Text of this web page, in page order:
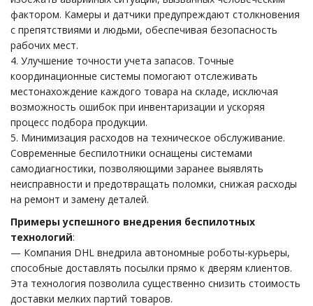
фактором. Камеры и датчики предупреждают столкновения
с препятствиями и людьми, обеспечивая безопасность
рабочих мест.
4. Улучшение точности учета запасов. Точные
координационные системы помогают отслеживать
местонахождение каждого товара на складе, исключая
возможность ошибок при инвентаризации и ускоряя
процесс подбора продукции.
5. Минимизация расходов на техническое обслуживание.
Современные беспилотники оснащены системами
самодиагностики, позволяющими заранее выявлять
неисправности и предотвращать поломки, снижая расходы
на ремонт и замену деталей.
Примеры успешного внедрения беспилотных
технологий:
— Компания DHL внедрила автономные роботы-курьеры,
способные доставлять посылки прямо к дверям клиентов.
Эта технология позволила существенно снизить стоимость
доставки мелких партий товаров.